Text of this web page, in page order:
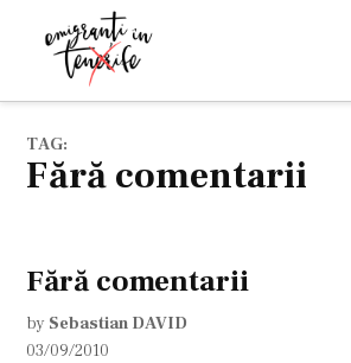
in
TAG:
fără comentarii
Fără comentarii
by Sebastian DAVID
03/09/2010